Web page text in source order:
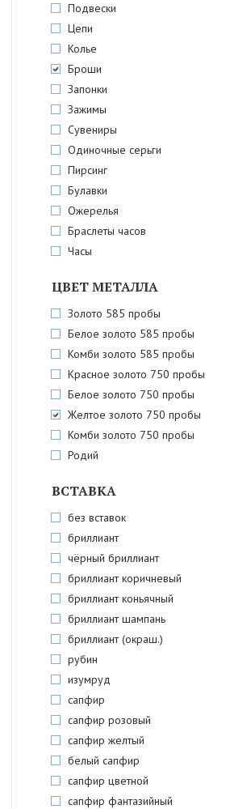
Подвески
Цепи
Колье
Броши
Запонки
Зажимы
Сувениры
Одиночные серьги
Пирсинг
Булавки
Ожерелья
Браслеты часов
Часы
ЦВЕТ МЕТАЛЛА
Золото 585 пробы
Белое золото 585 пробы
Комби золото 585 пробы
Красное золото 750 пробы
Белое золото 750 пробы
Желтое золото 750 пробы
Комби золото 750 пробы
Родий
ВСТАВКА
без вставок
бриллиант
чёрный бриллиант
бриллиант коричневый
бриллиант коньячный
бриллиант шампань
бриллиант (окраш.)
рубин
изумруд
сапфир
сапфир розовый
сапфир желтый
белый сапфир
сапфир цветной
сапфир фантазийный